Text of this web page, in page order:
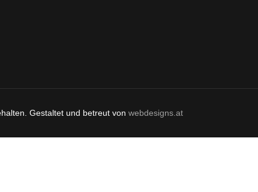
Gestaltet und betreut von webdesigns.at